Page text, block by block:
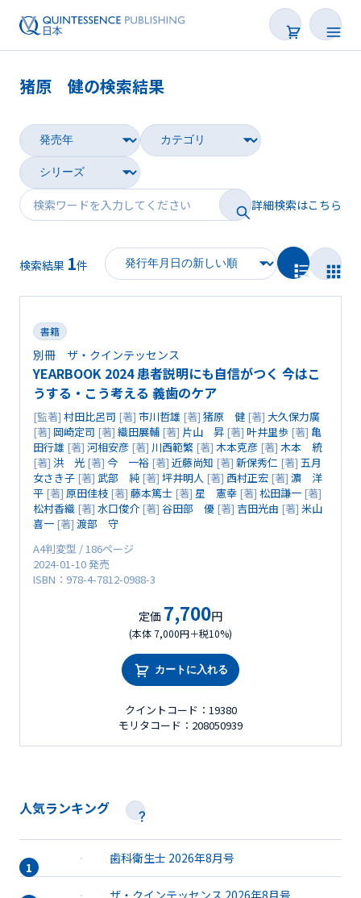
雑誌
映像
電子BOOK
著者一覧
猪原 健の検索結果
詳細検索はこちら
検索結果 1件
書籍
別冊 ザ・クインテッセンス
YEARBOOK 2024 患者説明にも自信がつく 今はこ
うする・こう考える 義歯のケア
[監著] 村田比呂司 [著] 市川哲雄 [著] 猪原 健 [著] 大久保力廣
[著] 岡崎定司 [著] 織田展輔 [著] 片山 昇 [著] 叶井里歩 [著] 亀
田行雄 [著] 河相安彦 [著] 川西範繁 [著] 木本克彦 [著] 木本 統
[著] 洪 光 [著] 今 一裕 [著] 近藤尚知 [著] 新保秀仁 [著] 五月
女さき子 [著] 武部 純 [著] 坪井明人 [著] 西村正宏 [著] 濵 洋
平 [著] 原田佳枝 [著] 藤本篤士 [著] 星 憲幸 [著] 松田謙一 [著]
松村香織 [著] 水口俊介 [著] 谷田部 優 [著] 吉田光由 [著] 米山
喜一 [著] 渡部 守
A4判変型 / 186ページ
2024-01-10 発売
ISBN：978-4-7812-0988-3
定価 7,700円
(本体 7,000円＋税10%)
カートに入れる
クイントコード：19380
モリタコード：208050939
人気ランキング
歯科衛生士 2026年8月号
ザ・クインテッセンス 2026年8月号